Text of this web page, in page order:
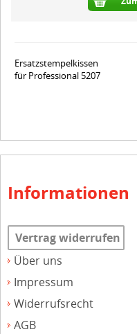
Ersatzstempelkissen
für Professional 5207
Informationen
Vertrag widerrufen
Über uns
Impressum
Widerrufsrecht
AGB